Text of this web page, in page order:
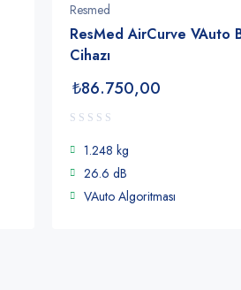
Resmed
ResMed AirCurve VAuto
Cihazı
₺86.750,00
1.248 kg
26.6 dB
VAuto Algoritması